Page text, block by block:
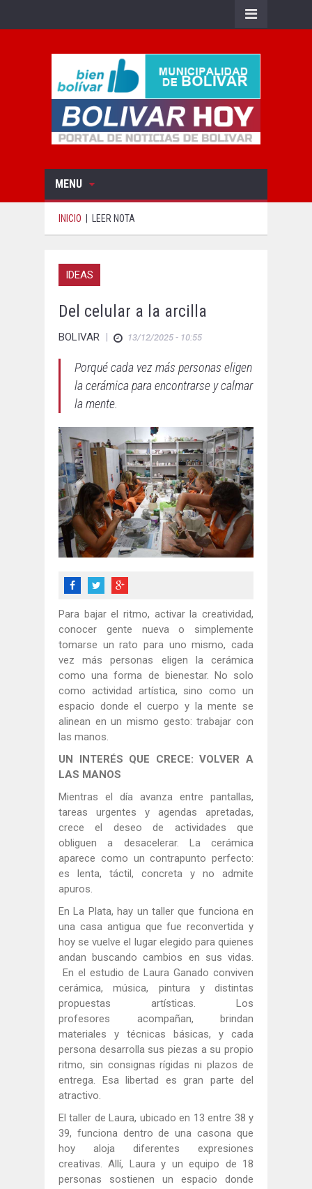
MENU
INICIO LEER NOTA
IDEAS
Del celular a la arcilla
BOLIVAR | 13/12/2025 - 10:55
Porqué cada vez más personas eligen
la cerámica para encontrarse y calmar
la mente.
Para bajar el ritmo, activar la creatividad,
conocer gente nueva o simplemente
tomarse un rato para uno mismo, cada
vez más personas eligen la cerámica
como una forma de bienestar. No solo
como actividad artística, sino como un
espacio donde el cuerpo y la mente se
alinean en un mismo gesto: trabajar con
las manos.
UN INTERÉS QUE CRECE: VOLVER A
LAS MANOS
Mientras el día avanza entre pantallas,
tareas urgentes y agendas apretadas,
crece el deseo de actividades que
obliguen a desacelerar. La cerámica
aparece como un contrapunto perfecto:
es lenta, táctil, concreta y no admite
apuros.
En La Plata, hay un taller que funciona en
una casa antigua que fue reconvertida y
hoy se vuelve el lugar elegido para quienes
andan buscando cambios en sus vidas.
En el estudio de Laura Ganado conviven
cerámica, música, pintura y distintas
propuestas artísticas. Los
profesores acompañan, brindan
materiales y técnicas básicas, y cada
persona desarrolla sus piezas a su propio
ritmo, sin consignas rígidas ni plazos de
entrega. Esa libertad es gran parte del
atractivo.
El taller de Laura, ubicado en 13 entre 38 y
39, funciona dentro de una casona que
hoy aloja diferentes expresiones
creativas. Allí, Laura y un equipo de 18
personas sostienen un espacio donde